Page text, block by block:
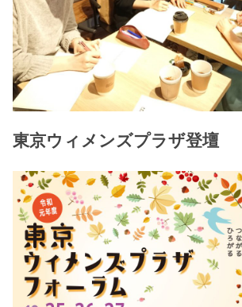
東京ウィメンズプラザ登壇